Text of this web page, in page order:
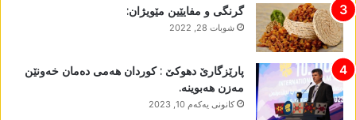
گرنگی و مفایێین مێویژان:
شوبات 28, 2022
پارێزگارێ دھوکێ : کوردان ھەمی دەمان خەونێن
مەزن ھەبوینە.
كانونی یه‌كه‌م 10, 2023